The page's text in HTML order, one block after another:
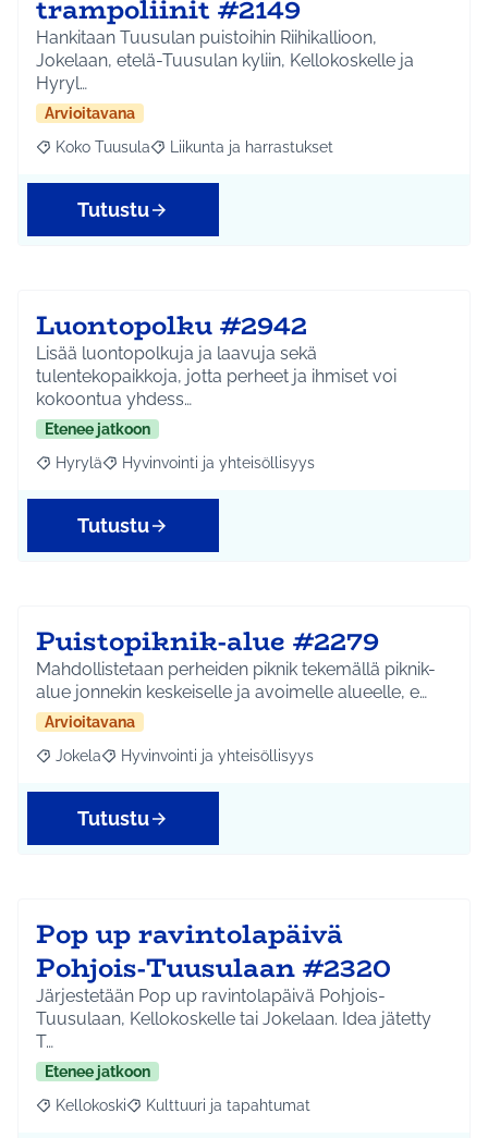
trampoliinit #2149
Hankitaan Tuusulan puistoihin Riihikallioon,
Jokelaan, etelä-Tuusulan kyliin, Kellokoskelle ja
Hyryl…
Arvioitavana
Rajaa tulokset aihepiirin mukaan: Koko Tuusula
Koko Tuusula Rajaa tulokset teeman mukaan: Liikunta ja
Liikunta ja harrastukset
Tutustu
Luontopolku #2942
Lisää luontopolkuja ja laavuja sekä
tulentekopaikkoja, jotta perheet ja ihmiset voi
kokoontua yhdess…
Etenee jatkoon
Rajaa tulokset aihepiirin mukaan: Hyrylä
Hyrylä Rajaa tulokset teeman mukaan: Hyvinvointi ja
Hyvinvointi ja yhteisöllisyys
Tutustu
Puistopiknik-alue #2279
Mahdollistetaan perheiden piknik tekemällä piknik-
alue jonnekin keskeiselle ja avoimelle alueelle, e…
Arvioitavana
Rajaa tulokset aihepiirin mukaan: Jokela
Jokela Rajaa tulokset teeman mukaan: Hyvinvointi ja
Hyvinvointi ja yhteisöllisyys
Tutustu
Pop up ravintolapäivä
Pohjois-Tuusulaan #2320
Järjestetään Pop up ravintolapäivä Pohjois-
Tuusulaan, Kellokoskelle tai Jokelaan. Idea jätetty
T…
Etenee jatkoon
Rajaa tulokset aihepiirin mukaan: Kellokoski
Kellokoski Rajaa tulokset teeman mukaan: Kulttuuri ja
Kulttuuri ja tapahtumat